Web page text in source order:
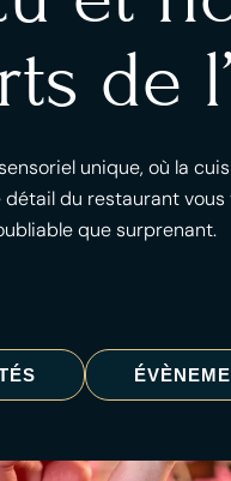
de
unique, où la
du restaurant
que surprenant.